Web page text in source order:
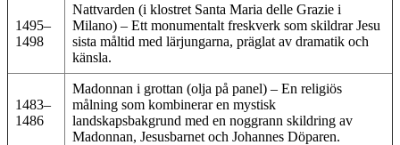
1495–
1498
Nattvarden (i klostret Santa Maria delle Grazie i
Milano) – Ett monumentalt freskverk som skildrar Jesu
sista måltid med lärjungarna, präglat av dramatik och
känsla.
1483–
1486
Madonnan i grottan (olja på panel) – En religiös
målning som kombinerar en mystisk
landskapsbakgrund med en noggrann skildring av
Madonnan, Jesusbarnet och Johannes Döparen.